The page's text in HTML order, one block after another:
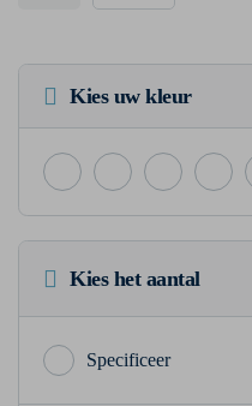
Kies uw kleur
Kies het aantal